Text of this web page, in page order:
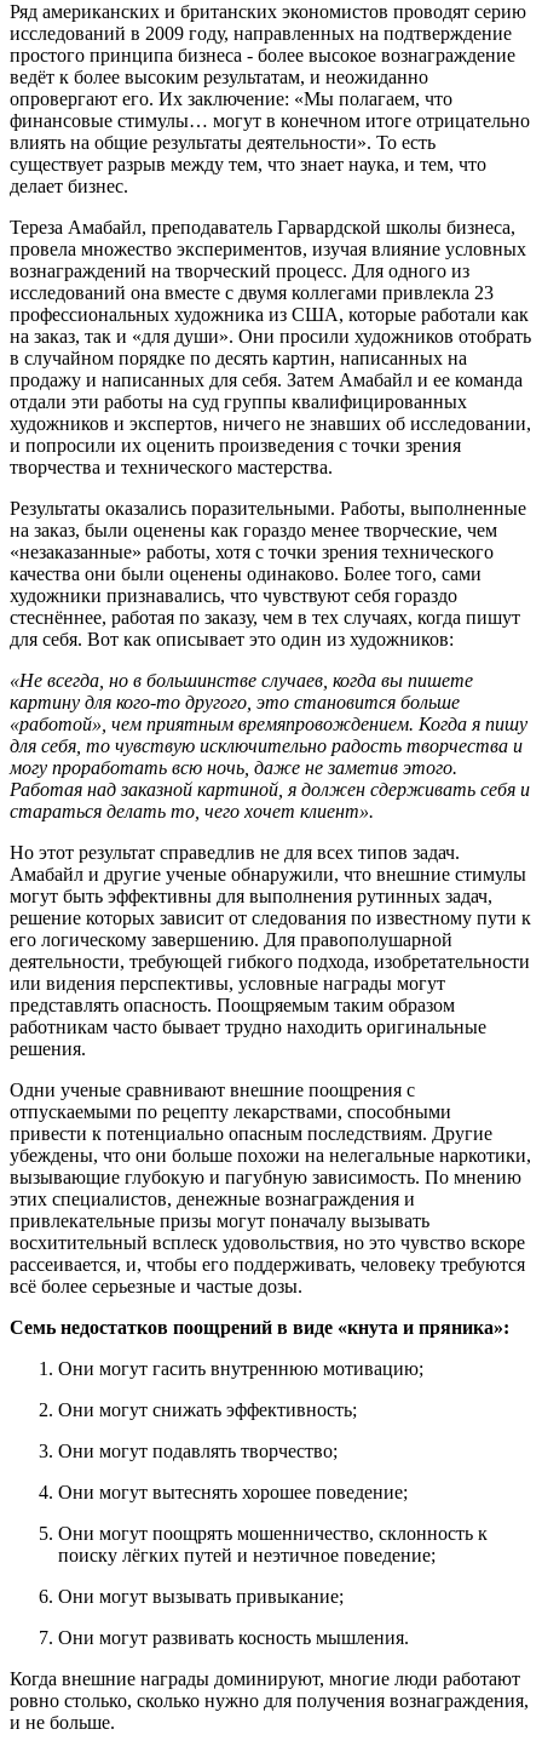
Ряд американских и британских экономистов проводят серию
исследований в 2009 году, направленных на подтверждение
простого принципа бизнеса - более высокое вознаграждение
ведёт к более высоким результатам, и неожиданно
опровергают его. Их заключение: «Мы полагаем, что
финансовые стимулы… могут в конечном итоге отрицательно
влиять на общие результаты деятельности». То есть
существует разрыв между тем, что знает наука, и тем, что
делает бизнес.
Тереза Амабайл, преподаватель Гарвардской школы бизнеса,
провела множество экспериментов, изучая влияние условных
вознаграждений на творческий процесс. Для одного из
исследований она вместе с двумя коллегами привлекла 23
профессиональных художника из США, которые работали как
на заказ, так и «для души». Они просили художников отобрать
в случайном порядке по десять картин, написанных на
продажу и написанных для себя. Затем Амабайл и ее команда
отдали эти работы на суд группы квалифицированных
художников и экспертов, ничего не знавших об исследовании,
и попросили их оценить произведения с точки зрения
творчества и технического мастерства.
Результаты оказались поразительными. Работы, выполненные
на заказ, были оценены как гораздо менее творческие, чем
«незаказанные» работы, хотя с точки зрения технического
качества они были оценены одинаково. Более того, сами
художники признавались, что чувствуют себя гораздо
стеснённее, работая по заказу, чем в тех случаях, когда пишут
для себя. Вот как описывает это один из художников:
«Не всегда, но в большинстве случаев, когда вы пишете
картину для кого-то другого, это становится больше
«работой», чем приятным времяпровождением. Когда я пишу
для себя, то чувствую исключительно радость творчества и
могу проработать всю ночь, даже не заметив этого.
Работая над заказной картиной, я должен сдерживать себя и
стараться делать то, чего хочет клиент».
Но этот результат справедлив не для всех типов задач.
Амабайл и другие ученые обнаружили, что внешние стимулы
могут быть эффективны для выполнения рутинных задач,
решение которых зависит от следования по известному пути к
его логическому завершению. Для правополушарной
деятельности, требующей гибкого подхода, изобретательности
или видения перспективы, условные награды могут
представлять опасность. Поощряемым таким образом
работникам часто бывает трудно находить оригинальные
решения.
Одни ученые сравнивают внешние поощрения с
отпускаемыми по рецепту лекарствами, способными
привести к потенциально опасным последствиям. Другие
убеждены, что они больше похожи на нелегальные наркотики,
вызывающие глубокую и пагубную зависимость. По мнению
этих специалистов, денежные вознаграждения и
привлекательные призы могут поначалу вызывать
восхитительный всплеск удовольствия, но это чувство вскоре
рассеивается, и, чтобы его поддерживать, человеку требуются
всё более серьезные и частые дозы.
Семь недостатков поощрений в виде «кнута и пряника»:
Они могут гасить внутреннюю мотивацию;
Они могут снижать эффективность;
Они могут подавлять творчество;
Они могут вытеснять хорошее поведение;
Они могут поощрять мошенничество, склонность к
поиску лёгких путей и неэтичное поведение;
Они могут вызывать привыкание;
Они могут развивать косность мышления.
Когда внешние награды доминируют, многие люди работают
ровно столько, сколько нужно для получения вознаграждения,
и не больше.